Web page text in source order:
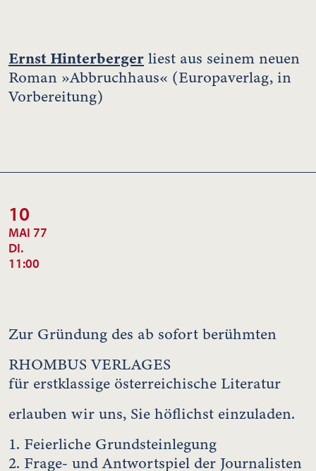
Ernst Hinterberger liest aus seinem neuen
Roman »Abbruchhaus« (Europaverlag, in
Vorbereitung)
10
MAI 77
DI.
11:00
Zur Gründung des ab sofort berühmten
RHOMBUS VERLAGES
für erstklassige österreichische Literatur
erlauben wir uns, Sie höflichst einzuladen.
1. Feierliche Grundsteinlegung
2. Frage- und Antwortspiel der Journalisten